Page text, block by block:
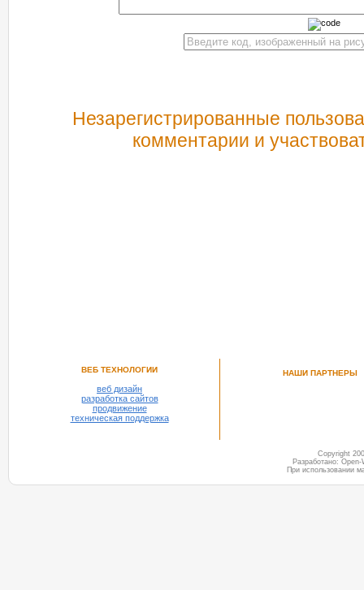
Незарегистрированные
комментарии и
ВЕБ ТЕХНОЛОГИИ
веб дизайн
разработка сайтов
продвижение
техническая поддержка
НАШИ ПАРТНЕРЫ
Copyright
Разработано:
При использовании